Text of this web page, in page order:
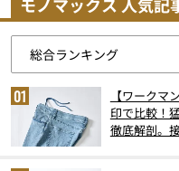
【ワークマ
印で比較！
徹底解剖。